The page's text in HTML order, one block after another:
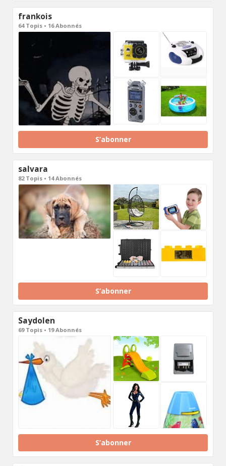
frankois
64 Topis • 16 Abonnés
S’abonner
salvara
82 Topis • 14 Abonnés
S’abonner
Saydolen
69 Topis • 19 Abonnés
S’abonner